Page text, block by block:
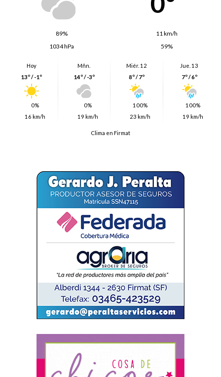
89%
11 km/h
1034 hPa
59%
Hoy
13º / -1º
0%
16 km/h
Mñn.
14º / -3º
0%
19 km/h
Miér. 12
8º / 7º
100%
23 km/h
Jue. 13
7º / 6º
100%
19 km/h
Clima en Firmat